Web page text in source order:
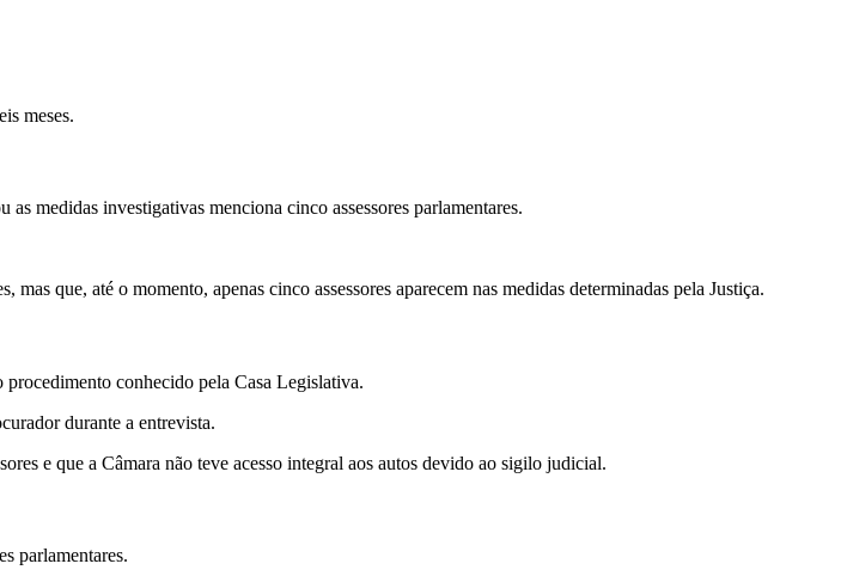
meses.
medidas investigativas menciona cinco assessores parlamentares.
que, até o momento, apenas cinco assessores aparecem nas medidas determinadas pela Justiça.
conhecido pela Casa Legislativa.
durante a entrevista.
e que a Câmara não teve acesso integral aos autos devido ao sigilo judicial.
parlamentares.